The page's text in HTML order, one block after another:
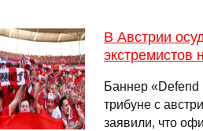
В Австрии
экстремистов
Баннер «Defend
трибуне с
заявили, что